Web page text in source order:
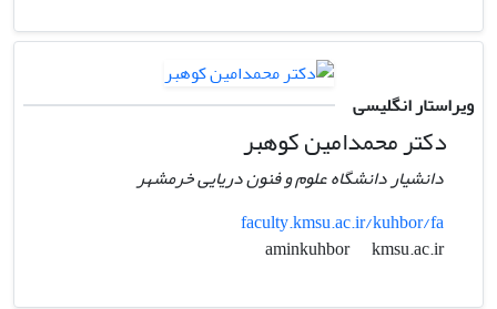
ویراستار انگلیسی
دکتر محمدامین کوهبر
دانشیار دانشگاه علوم و فنون دریایی خرمشهر
faculty.kmsu.ac.ir/kuhbor/fa
aminkuhbor
kmsu.ac.ir